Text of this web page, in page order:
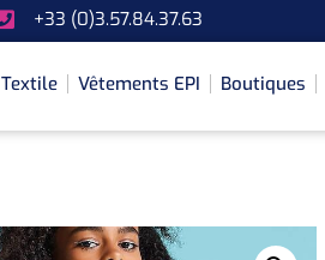
+33 (0)3.57.84.37.63
Textile Vêtements EPI Boutiques